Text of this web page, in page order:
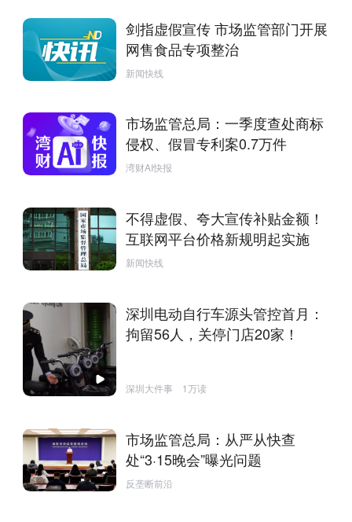
剑指虚假宣传 市场监管部门开展
网售食品专项整治
新闻快线
市场监管总局：一季度查处商标
侵权、假冒专利案0.7万件
湾财AI快报
不得虚假、夸大宣传补贴金额！
互联网平台价格新规明起实施
新闻快线
深圳电动自行车源头管控首月：
拘留56人，关停门店20家！
深圳大件事 1万读
市场监管总局：从严从快查
处“3·15晚会”曝光问题
反垄断前沿